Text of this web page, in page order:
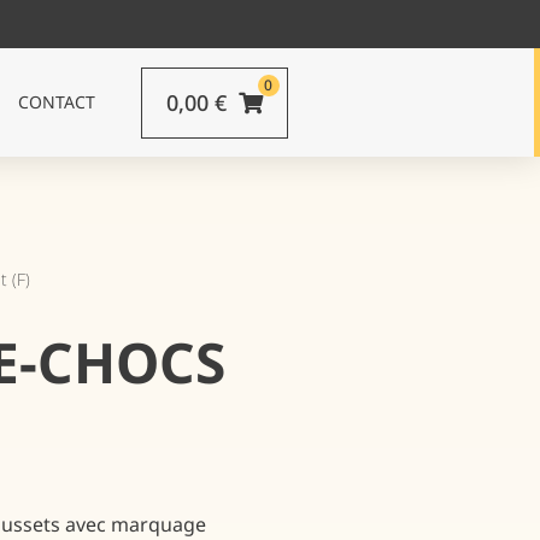
CONTACT
0
0,00 €
(F)
CHOCS
avec marquage